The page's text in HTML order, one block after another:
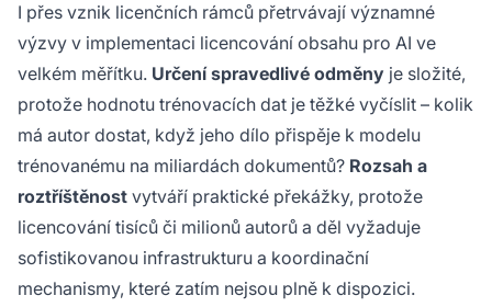
I přes vznik licenčních rámců přetrvávají významné
výzvy v implementaci licencování obsahu pro AI ve
velkém měřítku. Určení spravedlivé odměny je složité,
protože hodnotu trénovacích dat je těžké vyčíslit – kolik
má autor dostat, když jeho dílo přispěje k modelu
trénovanému na miliardách dokumentů? Rozsah a
roztříštěnost vytváří praktické překážky, protože
licencování tisíců či milionů autorů a děl vyžaduje
sofistikovanou infrastrukturu a koordinační
mechanismy, které zatím nejsou plně k dispozici.